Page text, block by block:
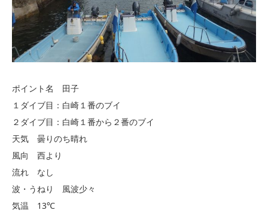
ポイント名 田子
１ダイブ目：白崎１番のブイ
２ダイブ目：白崎１番から２番のブイ
天気 曇りのち晴れ
風向 西より
流れ なし
波・うねり 風波少々
気温 13℃